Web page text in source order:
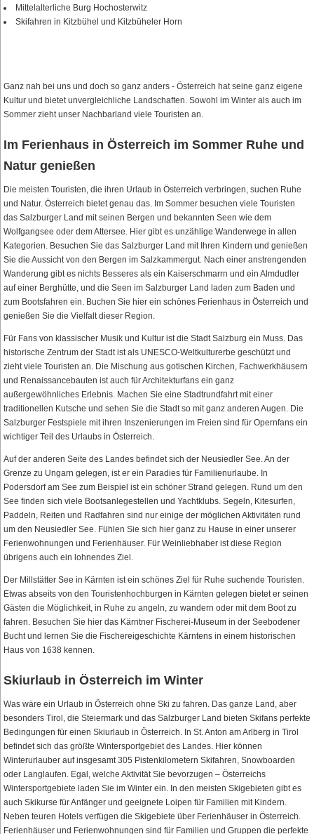
Mittelalterliche Burg Hochosterwitz
Skifahren in Kitzbühel und Kitzbüheler Horn
Ganz nah bei uns und doch so ganz anders - Österreich hat seine ganz eigene
Kultur und bietet unvergleichliche Landschaften. Sowohl im Winter als auch im
Sommer zieht unser Nachbarland viele Touristen an.
Im Ferienhaus in Österreich im Sommer Ruhe und
Natur genießen
Die meisten Touristen, die ihren Urlaub in Österreich verbringen, suchen Ruhe
und Natur. Österreich bietet genau das. Im Sommer besuchen viele Touristen
das Salzburger Land mit seinen Bergen und bekannten Seen wie dem
Wolfgangsee oder dem Attersee. Hier gibt es unzählige Wanderwege in allen
Kategorien. Besuchen Sie das Salzburger Land mit Ihren Kindern und genießen
Sie die Aussicht von den Bergen im Salzkammergut. Nach einer anstrengenden
Wanderung gibt es nichts Besseres als ein Kaiserschmarrn und ein Almdudler
auf einer Berghütte, und die Seen im Salzburger Land laden zum Baden und
zum Bootsfahren ein. Buchen Sie hier ein schönes Ferienhaus in Österreich und
genießen Sie die Vielfalt dieser Region.
Für Fans von klassischer Musik und Kultur ist die Stadt Salzburg ein Muss. Das
historische Zentrum der Stadt ist als UNESCO-Weltkulturerbe geschützt und
zieht viele Touristen an. Die Mischung aus gotischen Kirchen, Fachwerkhäusern
und Renaissancebauten ist auch für Architekturfans ein ganz
außergewöhnliches Erlebnis. Machen Sie eine Stadtrundfahrt mit einer
traditionellen Kutsche und sehen Sie die Stadt so mit ganz anderen Augen. Die
Salzburger Festspiele mit ihren Inszenierungen im Freien sind für Opernfans ein
wichtiger Teil des Urlaubs in Österreich.
Auf der anderen Seite des Landes befindet sich der Neusiedler See. An der
Grenze zu Ungarn gelegen, ist er ein Paradies für Familienurlaube. In
Podersdorf am See zum Beispiel ist ein schöner Strand gelegen. Rund um den
See finden sich viele Bootsanlegestellen und Yachtklubs. Segeln, Kitesurfen,
Paddeln, Reiten und Radfahren sind nur einige der möglichen Aktivitäten rund
um den Neusiedler See. Fühlen Sie sich hier ganz zu Hause in einer unserer
Ferienwohnungen und Ferienhäuser. Für Weinliebhaber ist diese Region
übrigens auch ein lohnendes Ziel.
Der Millstätter See in Kärnten ist ein schönes Ziel für Ruhe suchende Touristen.
Etwas abseits von den Touristenhochburgen in Kärnten gelegen bietet er seinen
Gästen die Möglichkeit, in Ruhe zu angeln, zu wandern oder mit dem Boot zu
fahren. Besuchen Sie hier das Kärntner Fischerei-Museum in der Seebodener
Bucht und lernen Sie die Fischereigeschichte Kärntens in einem historischen
Haus von 1638 kennen.
Skiurlaub in Österreich im Winter
Was wäre ein Urlaub in Österreich ohne Ski zu fahren. Das ganze Land, aber
besonders Tirol, die Steiermark und das Salzburger Land bieten Skifans perfekte
Bedingungen für einen Skiurlaub in Österreich. In St. Anton am Arlberg in Tirol
befindet sich das größte Wintersportgebiet des Landes. Hier können
Winterurlauber auf insgesamt 305 Pistenkilometern Skifahren, Snowboarden
oder Langlaufen. Egal, welche Aktivität Sie bevorzugen – Österreichs
Wintersportgebiete laden Sie im Winter ein. In den meisten Skigebieten gibt es
auch Skikurse für Anfänger und geeignete Loipen für Familien mit Kindern.
Neben teuren Hotels verfügen die Skigebiete über Ferienhäuser in Österreich.
Ferienhäuser und Ferienwohnungen sind für Familien und Gruppen die perfekte